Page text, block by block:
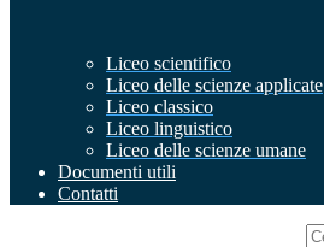
Liceo scientifico
Liceo delle scienze applicate
Liceo classico
Liceo linguistico
Liceo delle scienze umane
Documenti utili
Contatti